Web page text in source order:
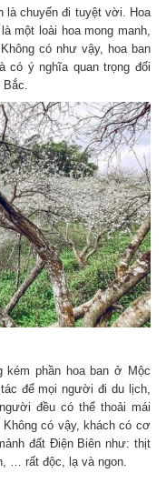
là chuyến đi tuyệt vời. Hoa
một loài hoa mong manh,
Không có như vậy, hoa ban
có ý nghĩa quan trọng đối
Bắc.
kém phần hoa ban ở Mộc
để mọi người đi du lịch,
đều có thể thoải mái
Không có vậy, khách có cơ
đất Điện Biên như: thịt
… rất độc, lạ và ngon.